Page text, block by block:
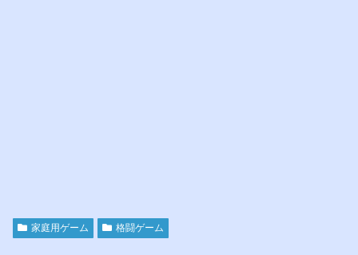
家庭用ゲーム 格闘ゲーム